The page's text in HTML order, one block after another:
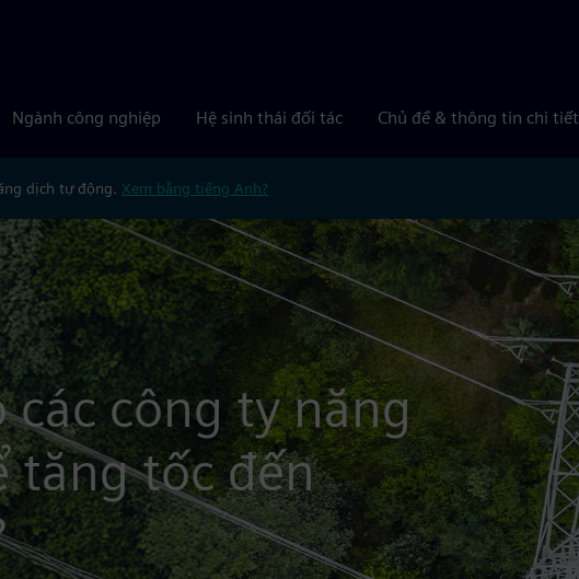
Ngành công nghiệp Hệ sinh thái đối tác Chủ đề & thông tin chi tiết
dịch tự động. Xem bằng tiếng Anh?
các công ty năng
tăng tốc đến